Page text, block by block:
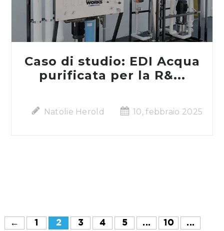
Caso di studio: EDI Acqua
purificata per la R&...
Natolie Herold 10, febbraio 2025
← 1 2 3 4 5 ... 10 ...